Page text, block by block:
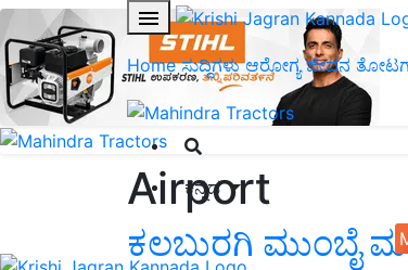
Home ಸುದ್ದಿಗಳು ಆರೋಗ್ಯ ಜೀವನ
ಕನ್ನಡ
Airport
ಕಲಬುರಗಿ ಮುಂಬೈ